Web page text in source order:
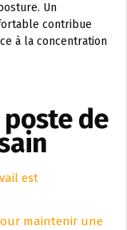
Un
contribue
à la concentration
de
est
maintenir une